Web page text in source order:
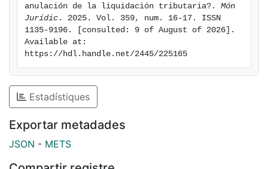
anulación de la liquidación tributaria?. Món
Jurídic . 2025. Vol. 359, num. 16-17. ISSN
1135-9196. [consulted: 9 of August of 2026].
Available at:
https://hdl.handle.net/2445/225165
Estadístiques
Exportar metadades
JSON - METS